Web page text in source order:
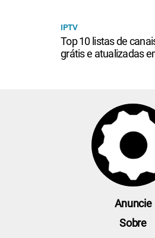
IPTV
Top 10 listas de
grátis e atualizadas
Anuncie
Sobre